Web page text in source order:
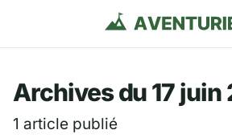
Archives du 17 juin
1 article publié